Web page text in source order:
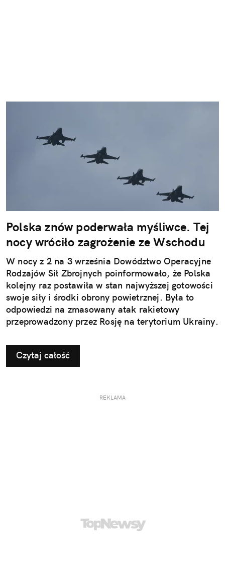
Polska znów poderwała myśliwce. Tej
nocy wróciło zagrożenie ze Wschodu
W nocy z 2 na 3 września Dowództwo Operacyjne
Rodzajów Sił Zbrojnych poinformowało, że Polska
kolejny raz postawiła w stan najwyższej gotowości
swoje siły i środki obrony powietrznej. Była to
odpowiedzi na zmasowany atak rakietowy
przeprowadzony przez Rosję na terytorium Ukrainy.
Czytaj całość
REKLAMA